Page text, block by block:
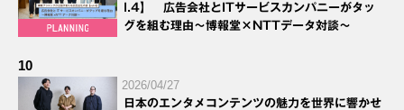
l.4】 広告会社とITサービスカンパニーがタッ
グを組む理由～博報堂×NTTデータ対談～
10
2026/04/27
日本のエンタメコンテンツの魅力を世界に響かせ